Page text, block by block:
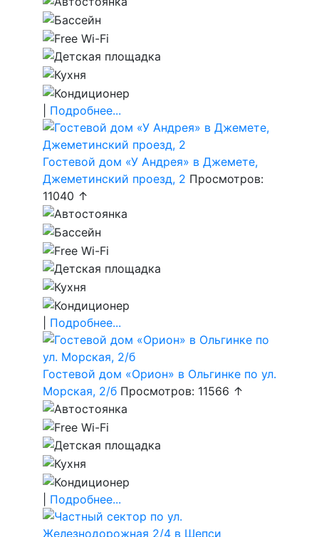
Подробнее...
Гостевой дом «У Андрея» в Джемете,
Джеметинский проезд, 2 Просмотров:
11040 ↑
Подробнее...
Гостевой дом «Орион» в Ольгинке по ул.
Морская, 2/б Просмотров: 11566 ↑
Подробнее...